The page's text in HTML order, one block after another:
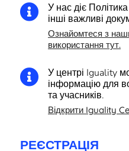

У нас діє
інші важливі
Ознайомтеся з
використання тут.

У центрі Iguality
інформацію для
та учасників.
Відкрити Iguality
РЕЄСТРАЦІЯ